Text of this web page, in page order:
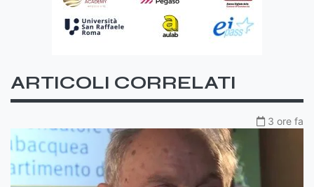
ARTICOLI CORRELATI